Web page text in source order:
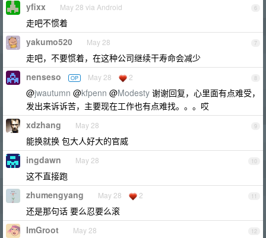
6
yfixx May 28 via Android
走吧不惯着
7
yakumo520 May 28
走吧，不要惯着，在这种公司继续干寿命会减少
8
nenseso OP May 28 2
@jwautumn @kfpenn @Modesty 谢谢回复，心里面有点难受，
发出来诉诉苦，主要现在工作也有点难找。。。哎
9
xdzhang May 28
能换就换 包大人好大的官威
10
ingdawn May 28
这不直接跑
11
zhumengyang May 28 2
还是那句话 要么忍要么滚
12
ImGroot May 28